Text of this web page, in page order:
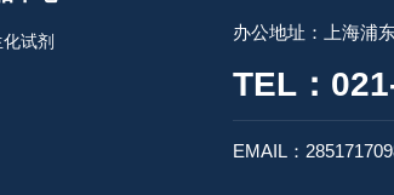
试剂 办公地址：上海浦
TEL：
EMAIL：